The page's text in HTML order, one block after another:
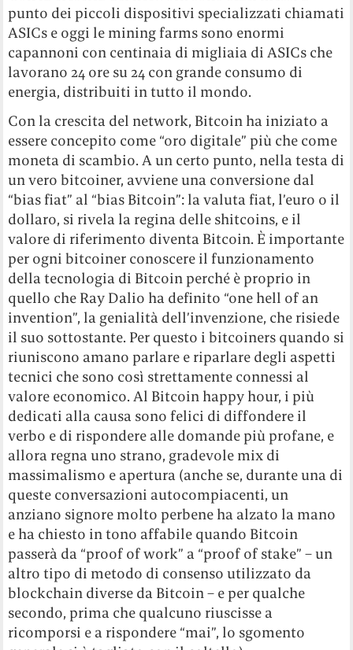
punto dei piccoli dispositivi specializzati chiamati
ASICs e oggi le mining farms sono enormi
capannoni con centinaia di migliaia di ASICs che
lavorano 24 ore su 24 con grande consumo di
energia, distribuiti in tutto il mondo.
Con la crescita del network, Bitcoin ha iniziato a
essere concepito come “oro digitale” più che come
moneta di scambio. A un certo punto, nella testa di
un vero bitcoiner, avviene una conversione dal
“bias fiat” al “bias Bitcoin”: la valuta fiat, l’euro o il
dollaro, si rivela la regina delle shitcoins, e il
valore di riferimento diventa Bitcoin. È importante
per ogni bitcoiner conoscere il funzionamento
della tecnologia di Bitcoin perché è proprio in
quello che Ray Dalio ha definito “one hell of an
invention”, la genialità dell’invenzione, che risiede
il suo sottostante. Per questo i bitcoiners quando si
riuniscono amano parlare e riparlare degli aspetti
tecnici che sono così strettamente connessi al
valore economico. Al Bitcoin happy hour, i più
dedicati alla causa sono felici di diffondere il
verbo e di rispondere alle domande più profane, e
allora regna uno strano, gradevole mix di
massimalismo e apertura (anche se, durante una di
queste conversazioni autocompiacenti, un
anziano signore molto perbene ha alzato la mano
e ha chiesto in tono affabile quando Bitcoin
passerà da “proof of work” a “proof of stake” – un
altro tipo di metodo di consenso utilizzato da
blockchain diverse da Bitcoin – e per qualche
secondo, prima che qualcuno riuscisse a
ricomporsi e a rispondere “mai”, lo sgomento